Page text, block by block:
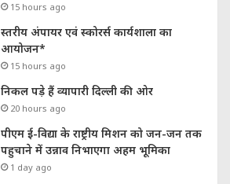
15 hours ago
स्तरीय अंपायर एवं स्कोरर्स कार्यशाला का
आयोजन*
15 hours ago
निकल पड़े हैं व्यापारी दिल्ली की ओर
20 hours ago
पीएम ई-विद्या के राष्ट्रीय मिशन को जन-जन तक
पहुचाने में उन्नाव निभाएगा अहम भूमिका
1 day ago